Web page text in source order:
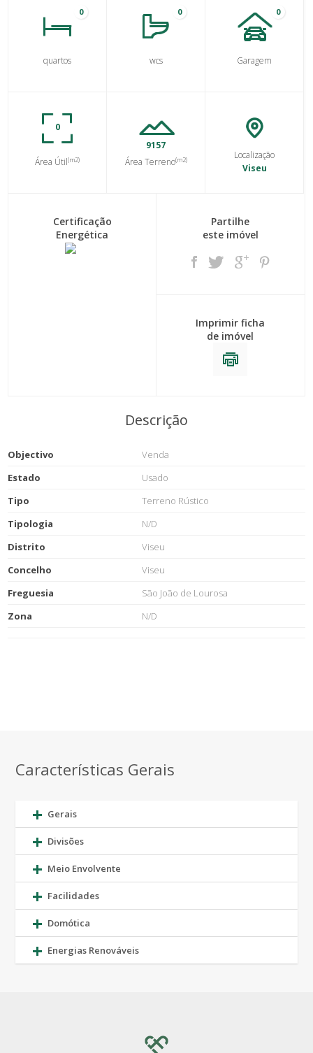
0
quartos
0
wcs
0
Garagem
0
Área Útil(m2)
9157
Área Terreno(m2)
Localização
Viseu
Certificação
Energética
Partilhe
este imóvel
Imprimir ficha
de imóvel
Descrição
Objectivo
Venda
Estado
Usado
Tipo
Terreno Rústico
Tipologia
N/D
Distrito
Viseu
Concelho
Viseu
Freguesia
São João de Lourosa
Zona
N/D
Características Gerais
Gerais
Divisões
Meio Envolvente
Facilidades
Domótica
Energias Renováveis